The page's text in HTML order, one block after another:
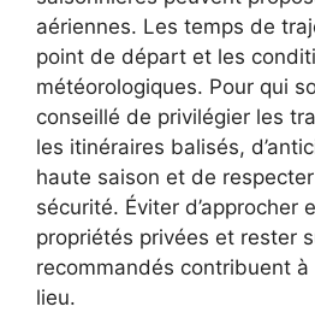
aériennes. Les temps de
point de départ et les
météorologiques. Pour qui
conseillé de privilégier les
les itinéraires balisés,
haute saison et de
sécurité. Éviter d’approcher
propriétés privées et rester
recommandés contribuent
lieu.